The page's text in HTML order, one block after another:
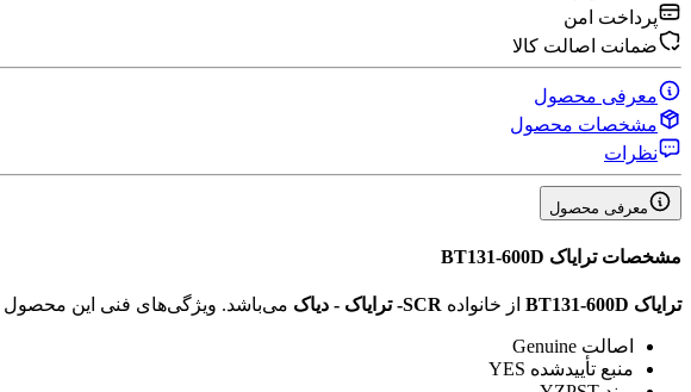
پرداخت امن
ضمانت اصالت کالا
معرفی محصول
مشخصات محصول
نظرات
معرفی محصول
مشخصاتترایاک BT131-600D
ترایاک BT131-600D از خانواده SCR- ترایاک‌ - دیاک‌ می‌باشد. ویژگی‌های فنی این
اصالت Genuine
منبع تأیید‌شده YES